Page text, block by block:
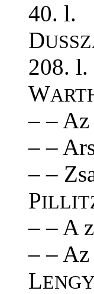
40. l.
D
208. l.
W
– –
– –
– –
P
– – A
– –
L